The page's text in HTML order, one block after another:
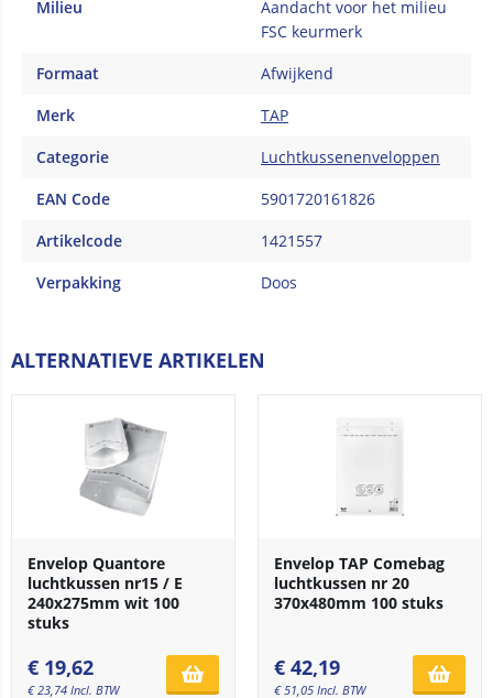
Milieu
Aandacht voor het milieu
FSC keurmerk
Formaat
Afwijkend
Merk
TAP
Categorie
Luchtkussenenveloppen
EAN Code
5901720161826
Artikelcode
1421557
Verpakking
Doos
ALTERNATIEVE ARTIKELEN
Envelop Quantore
luchtkussen nr15 / E
240x275mm wit 100
stuks
€ 19,62
€23,74 Incl. BTW
Envelop TAP Comebag
luchtkussen nr 20
370x480mm 100 stuks
€ 42,19
€51,05 Incl. BTW